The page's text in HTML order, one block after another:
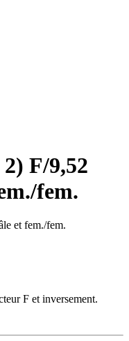
F/9,52
fem.
et fem./fem.
F et inversement.